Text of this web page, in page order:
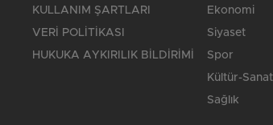
KULLANIM ŞARTLARI
VERİ POLİTİKASI
HUKUKA AYKIRILIK BİLDİRİMİ
Ekonomi
Siyaset
Spor
Kültür-Sanat
Sağlık